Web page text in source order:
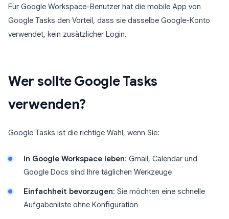
Für Google Workspace-Benutzer hat die mobile App von
Google Tasks den Vorteil, dass sie dasselbe Google-Konto
verwendet, kein zusätzlicher Login.
Wer sollte Google Tasks
verwenden?
Google Tasks ist die richtige Wahl, wenn Sie:
In Google Workspace leben: Gmail, Calendar und
Google Docs sind Ihre täglichen Werkzeuge
Einfachheit bevorzugen: Sie möchten eine schnelle
Aufgabenliste ohne Konfiguration